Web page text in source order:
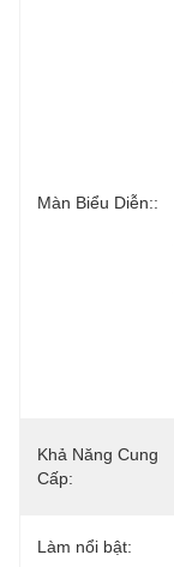
Màn Biểu Diễn::
Khả Năng Cung
Cấp:
Làm nổi bật: